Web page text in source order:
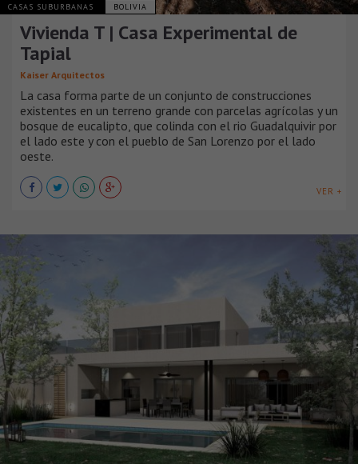
CASAS SUBURBANAS BOLIVIA
Vivienda T | Casa Experimental de
Tapial
Kaiser Arquitectos
La casa forma parte de un conjunto de construcciones
existentes en un terreno grande con parcelas agrícolas y un
bosque de eucalipto, que colinda con el rio Guadalquivir por
el lado este y con el pueblo de San Lorenzo por el lado
oeste.
VER +